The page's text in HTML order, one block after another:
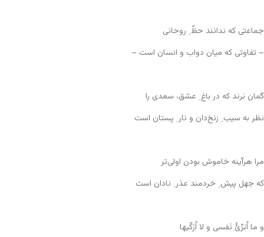
جماعتی که ندانند حظّ ِ روحانی
– تفاوتی که میان دواب و انسان است –
گمان بَرند که در باغ ِ عشق، سعدی را
نظر به سیب ِ زنخ‌دان و نار ِ پستان است
مرا هرآینه خاموش بودن اولی‌تر
که جهل پیش ِ خردمند عذر ِ نادان است
و ما اُبَرِّئُ نَفسی و لا اُزَکّیها